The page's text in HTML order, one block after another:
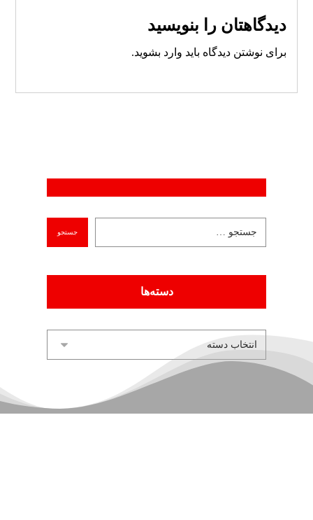
دیدگاهتان را بنویسید
برای نوشتن دیدگاه باید وارد بشوید.
دسته‌ها